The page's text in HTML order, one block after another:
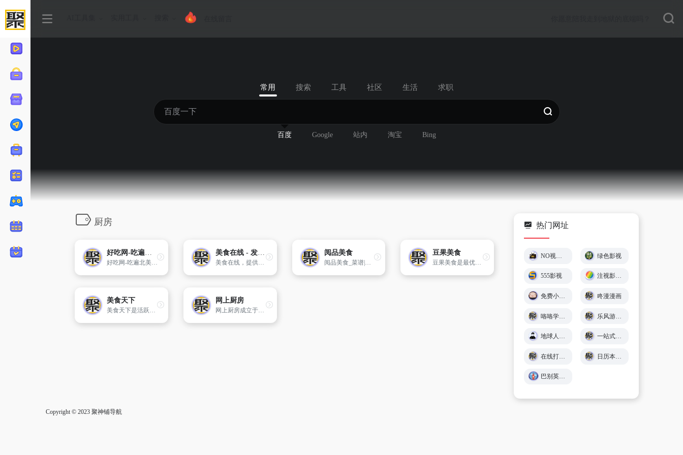
常用 搜索 工具 社区 生活 求职
百度 Google 站内 淘宝 Bing
厨房
好吃网-吃遍北美，吃遍世界！
好吃网-吃遍北美，吃遍世界！
美食在线 - 发现美食，分享美食！
美食在线，提供各类美食菜谱、美食做法、特色美食、饮食健康、烹饪技巧等，欢迎喜欢美食的爱好者们，来美食在线网分享美味佳肴!
阅品美食
阅品美食_菜谱|美食菜谱|菜谱大全，人人都可以做的美食食谱_您的健康营养管家！
豆果美食
豆果美食是最优质的美食菜谱社区,提供各种菜谱大全,食谱大全,家常菜做法大全,丰富的菜谱大全可以让您轻松地学会怎么做美食,展现自己的高超厨艺,开启美好生活
美食天下
美食天下是活跃的中文美食网站与厨艺交流社区，拥有海量的优质原创美食菜谱，聚集超千万美食家。我所有的朋友都是吃货，欢迎您加入！
网上厨房
网上厨房成立于2010年，是一家专注于分享家常菜，烘焙，辅食，减肥餐，月子餐，宝宝餐等做法及知识的菜谱大全网站，聚集了近5000名优质的签约作者，拥有300多万道原创菜谱及10万多个厨艺教学视频，是一个为广大的美食爱好者提供学习，交流及分享的美食社区。
热门网址
绿色影视
555影视 注视影视 - 免费在线观影
免费小游戏在线玩 🕹️ 小猪秒玩 咚漫漫画
地球人导航 - 探索全网优质免费资源 一站式在线工具服务平台 - 工具派
巴别英语 - 英语听力练习,看美剧学英语
Copyright © 2023 聚神铺导航